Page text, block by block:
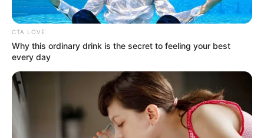
ราศีกุมภ์กำลังจะพ้นเคราะห์ มีดวงความสำเร็จ ความ
ก้าวหน้าเป็นอย่างดีในปี 2561 โดยเฉพาะเรื่องการเงิน จะ
มีโอกาสหารายได้ทางใหม่ๆ เข้ามามากยิ่งขึ้น ส่งผลให้เกิด
มงคลจากอ.ช้างทศพร ได้ที่นี่ :
https://goo.gl/azWbHv
CTA LOVE
Why this ordinary drink is the secret to feeling your best
every day